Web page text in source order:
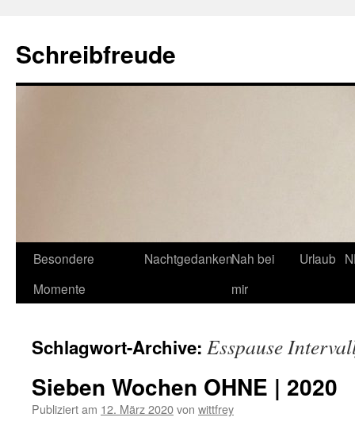
Schreibfreude
Besondere
Momente
NachtgedankenNah bei
mir
Urlaub
Schlagwort-Archive: Esspause
Sieben Wochen OHNE | 2020
Publiziert am 12. März 2020von wittfrey